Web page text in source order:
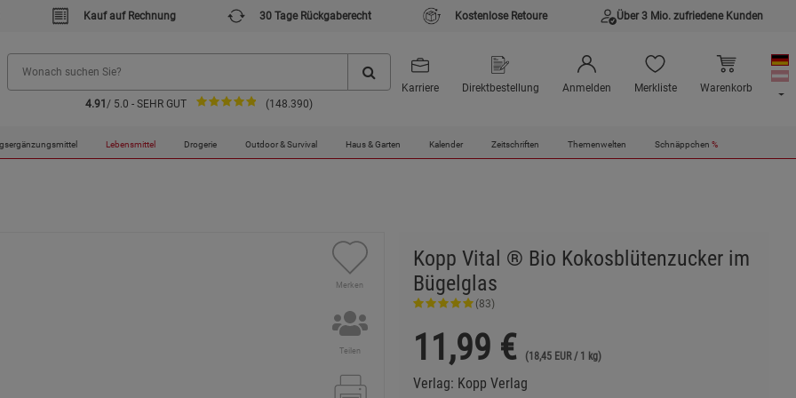
Kauf auf Rechnung 30 Tage Rückgaberecht Kostenlose Retoure Über 3 Mio. zufriedene Kunden
4.91 / 5.0 - SEHR GUT (148.390)
Karriere Direktbestellung Anmelden Merkliste Warenkorb
Lebensmittel Drogerie Outdoor & Survival Haus & Garten Kalender Zeitschriften Themenwelten Schnäppchen %
Merken
Teilen
Kopp Vital ® Bio Kokosblütenzucker im
Bügelglas
(83)
11,99 € (18,45 EUR / 1 kg)
Verlag: Kopp Verlag